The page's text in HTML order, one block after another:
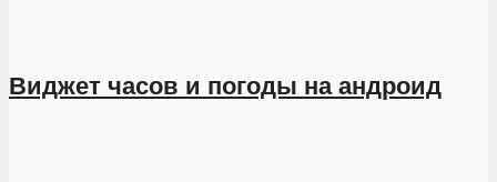
Виджет часов и погоды на андроид